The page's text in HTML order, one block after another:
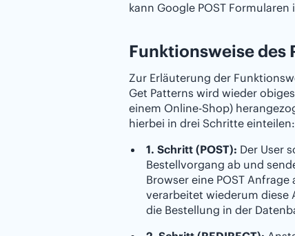
kann Google POST
Funktionsweise des
Zur Erläuterung der
Get Patterns wird wieder
einem Online-Shop)
hierbei in drei Schritte einteilen:
1. Schritt (POST): Der User
Bestellvorgang ab und
Browser eine POST Anfrage
verarbeitet wiederum diese
die Bestellung in der